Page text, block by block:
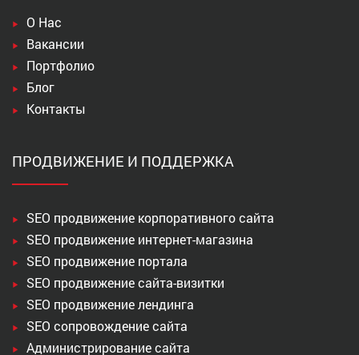
О Нас
Вакансии
Портфолио
Блог
Контакты
ПРОДВИЖЕНИЕ И ПОДДЕРЖКА
SEO продвижение корпоративного сайта
SEO продвижение интернет-магазина
SEO продвижение портала
SEO продвижение сайта-визитки
SEO продвижение лендинга
SEO сопровождение сайта
Администрирование сайта